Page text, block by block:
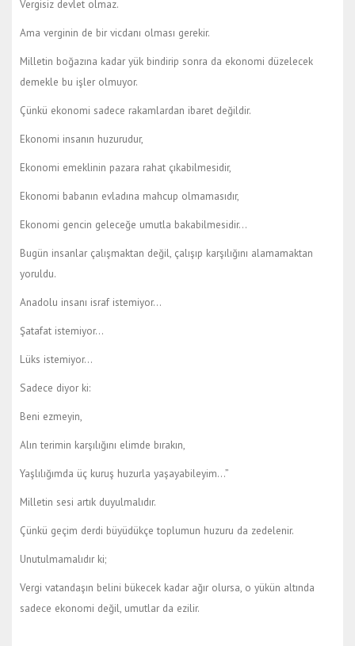
Vergisiz devlet olmaz.
Ama verginin de bir vicdanı olması gerekir.
Milletin boğazına kadar yük bindirip sonra da ekonomi düzelecek
demekle bu işler olmuyor.
Çünkü ekonomi sadece rakamlardan ibaret değildir.
Ekonomi insanın huzurudur,
Ekonomi emeklinin pazara rahat çıkabilmesidir,
Ekonomi babanın evladına mahcup olmamasıdır,
Ekonomi gencin geleceğe umutla bakabilmesidir…
Bugün insanlar çalışmaktan değil, çalışıp karşılığını alamamaktan
yoruldu.
Anadolu insanı israf istemiyor…
Şatafat istemiyor…
Lüks istemiyor…
Sadece diyor ki:
Beni ezmeyin,
Alın terimin karşılığını elimde bırakın,
Yaşlılığımda üç kuruş huzurla yaşayabileyim…”
Milletin sesi artık duyulmalıdır.
Çünkü geçim derdi büyüdükçe toplumun huzuru da zedelenir.
Unutulmamalıdır ki;
Vergi vatandaşın belini bükecek kadar ağır olursa, o yükün altında
sadece ekonomi değil, umutlar da ezilir.